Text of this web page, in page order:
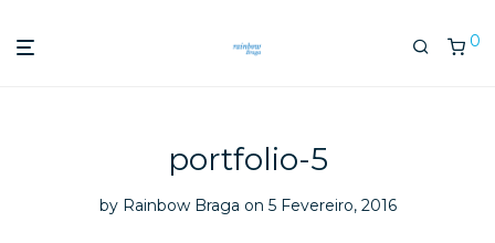
0
portfolio-5
by Rainbow Braga on 5 Fevereiro, 2016